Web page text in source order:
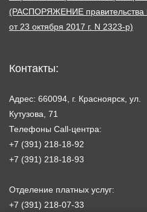
(РАСПОРЯЖЕНИЕ правительства
от 23 октября 2017 г. N 2323-р)
Контакты:
Адрес: 660094, г. Красноярск, ул.
Кутузова, 71
Телефоны Call-центра:
+7 (391) 218-18-92
+7 (391) 218-18-93
Отделение платных услуг:
+7 (391) 218-07-33